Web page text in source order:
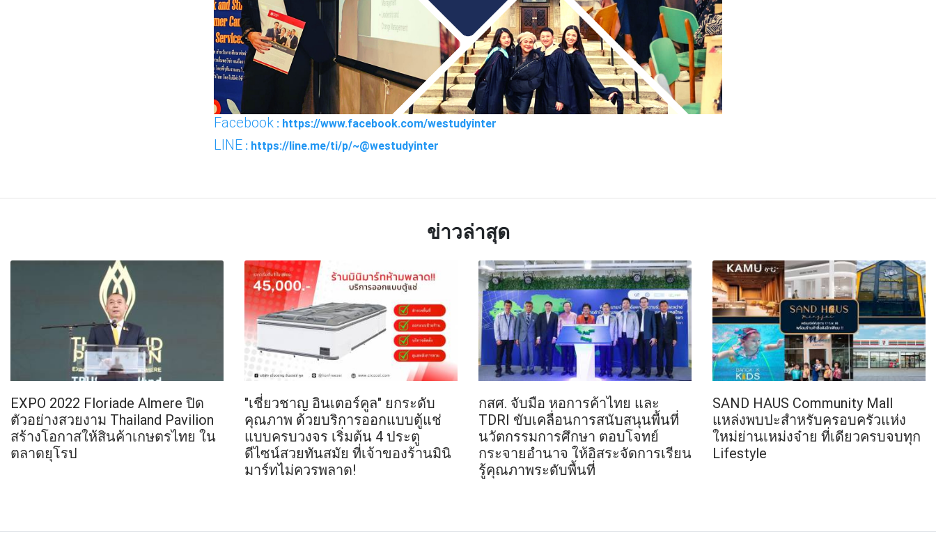
Facebook : https://www.facebook.com/westudyinter
LINE : https://line.me/ti/p/~@westudyinter
ข่าวล่าสุด
EXPO 2022 Floriade Almere ปิด
ตัวอย่างสวยงาม Thailand Pavilion
สร้างโอกาสให้สินค้าเกษตรไทย ใน
ตลาดยุโรป
"เชี่ยวชาญ อินเตอร์คูล" ยกระดับ
คุณภาพ ด้วยบริการออกแบบตู้แช่
แบบครบวงจร เริ่มต้น 4 ประตู
ดีไซน์สวยทันสมัย ที่เจ้าของร้านมินิ
มาร์ทไม่ควรพลาด!
กสศ. จับมือ หอการค้าไทย และ
TDRI ขับเคลื่อนการสนับสนุนพื้นที่
นวัตกรรมการศึกษา ตอบโจทย์
กระจายอำนาจ ให้อิสระจัดการเรียน
รู้คุณภาพระดับพื้นที่
SAND HAUS Community Mall
แหล่งพบปะสำหรับครอบครัวแห่ง
ใหม่ย่านเหม่งจ๋าย ที่เดียวครบจบทุก
Lifestyle